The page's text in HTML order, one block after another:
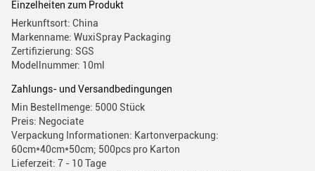
Einzelheiten zum Produkt
Herkunftsort: China
Markenname: WuxiSpray Packaging
Zertifizierung: SGS
Modellnummer: 10ml
Zahlungs- und Versandbedingungen
Min Bestellmenge: 5000 Stück
Preis: Negociate
Verpackung Informationen: Kartonverpackung:
60cm*40cm*50cm; 500pcs pro Karton
Lieferzeit: 7 - 10 Tage